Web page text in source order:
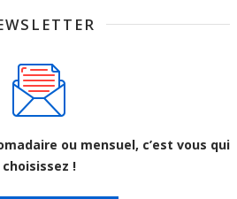
ou mensuel, c’est vous qui
choisissez !